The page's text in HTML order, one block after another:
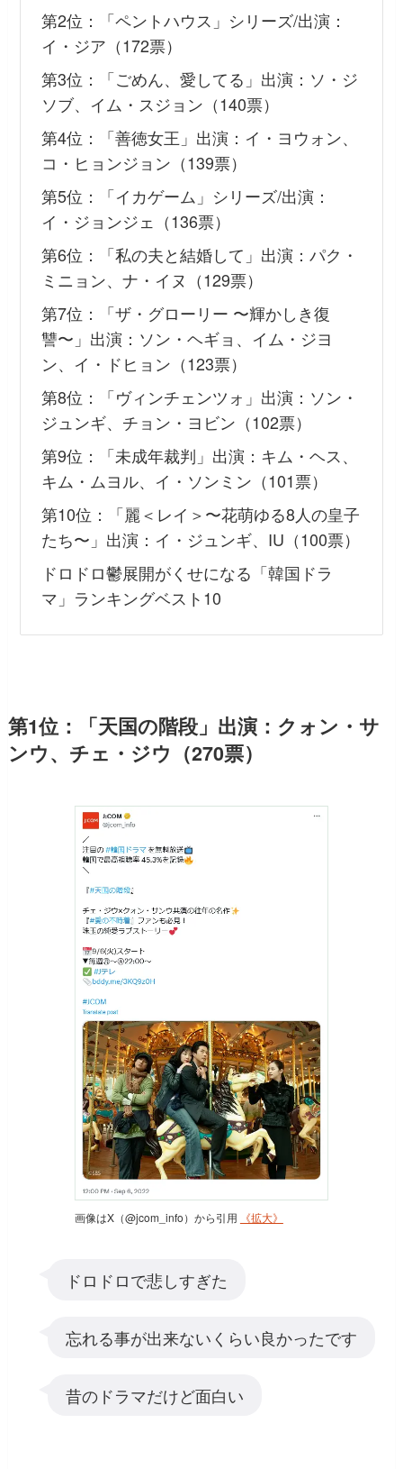
第2位：「ペントハウス」シリーズ/出演：
イ・ジア（172票）
第3位：「ごめん、愛してる」出演：ソ・ジ
ソブ、イム・スジョン（140票）
第4位：「善徳女王」出演：イ・ヨウォン、
コ・ヒョンジョン（139票）
第5位：「イカゲーム」シリーズ/出演：
イ・ジョンジェ（136票）
第6位：「私の夫と結婚して」出演：パク・
ミニョン、ナ・イヌ（129票）
第7位：「ザ・グローリー 〜輝かしき復
讐〜」出演：ソン・ヘギョ、イム・ジヨ
ン、イ・ドヒョン（123票）
第8位：「ヴィンチェンツォ」出演：ソン・
ジュンギ、チョン・ヨビン（102票）
第9位：「未成年裁判」出演：キム・ヘス、
キム・ムヨル、イ・ソンミン（101票）
第10位：「麗＜レイ＞〜花萌ゆる8人の皇子
たち〜」出演：イ・ジュンギ、IU（100票）
ドロドロ鬱展開がくせになる「韓国ドラ
マ」ランキングベスト10
第1位：「天国の階段」出演：クォン・サ
ンウ、チェ・ジウ（270票）
画像はX（@jcom_info）から引用 《拡大》
ドロドロで悲しすぎた
忘れる事が出来ないくらい良かったです
昔のドラマだけど面白い